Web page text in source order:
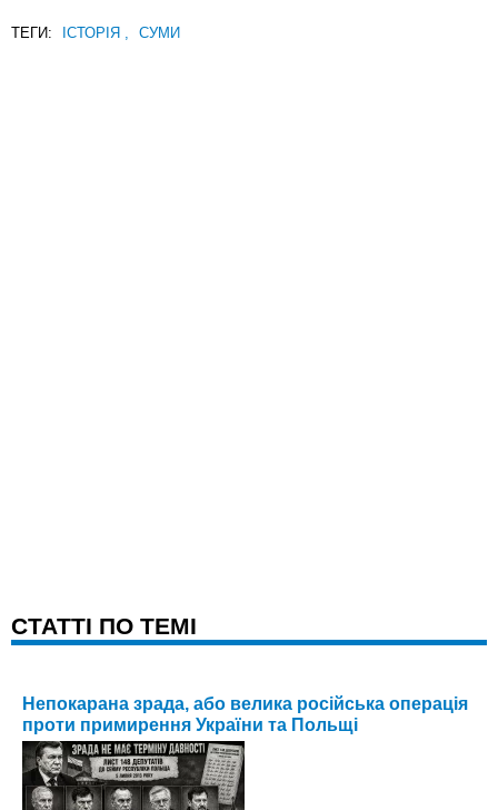
ТЕГИ: ІСТОРІЯ , СУМИ
CТАТТІ ПО ТЕМІ
Непокарана зрада, або велика російська операція
проти примирення України та Польщі